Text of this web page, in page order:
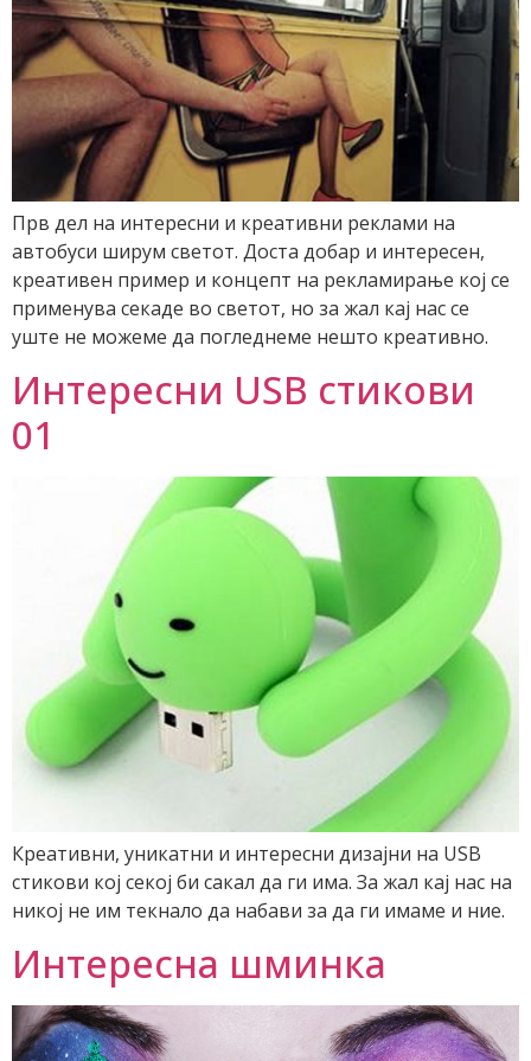
Прв дел на интересни и креативни реклами на
автобуси ширум светот. Доста добар и интересен,
креативен пример и концепт на рекламирање кој се
применува секаде во светот, но за жал кај нас се
уште не можеме да погледнеме нешто креативно.
Интересни USB стикови
01
Креативни, уникатни и интересни дизајни на USB
стикови кој секој би сакал да ги има. За жал кај нас на
никој не им текнало да набави за да ги имаме и ние.
Интересна шминка